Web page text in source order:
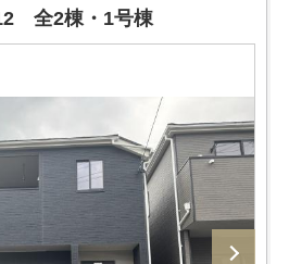
全2棟・1号棟